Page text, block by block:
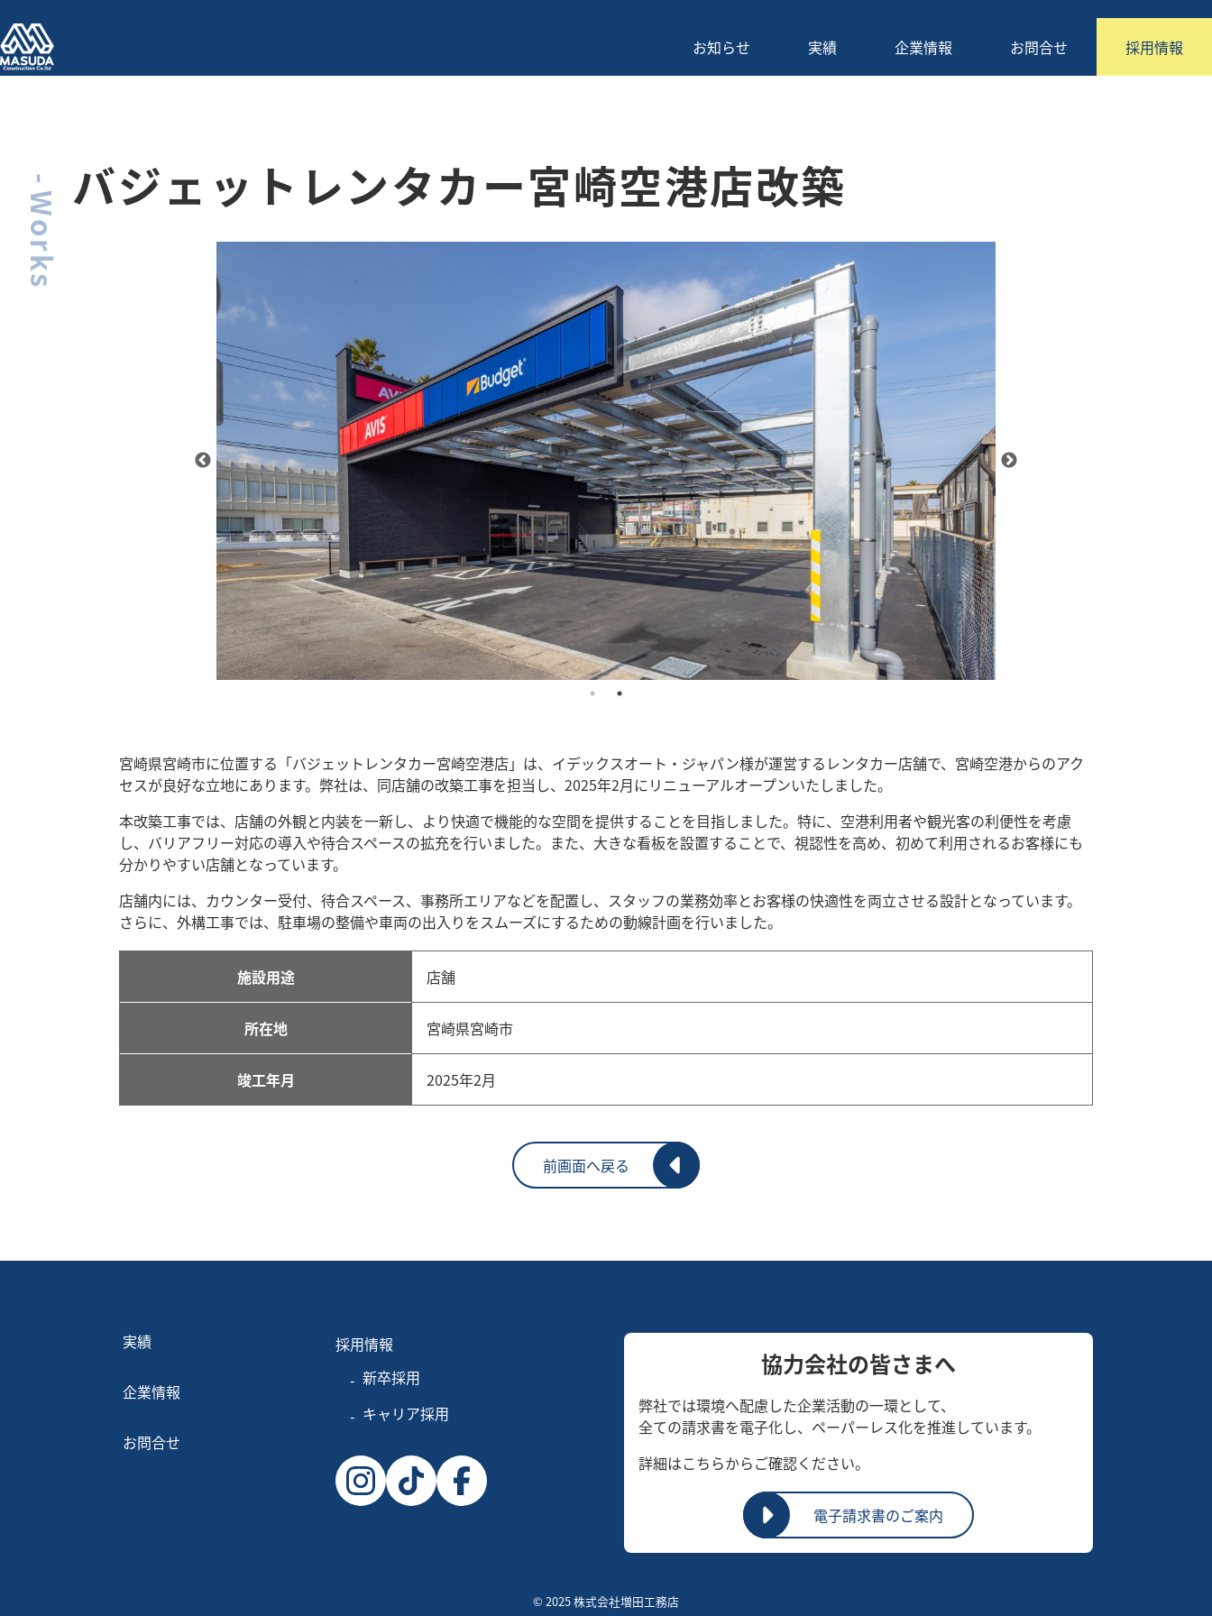
お知らせ 実績 企業情報 お問合せ 採用情報
バジェットレンタカー宮崎空港店改築
Works
宮崎県宮崎市に位置する「バジェットレンタカー宮崎空港店」は、イデックスオート・ジャパン様が運営するレンタカー店舗で、宮崎空港からのアク
セスが良好な立地にあります。弊社は、同店舗の改築工事を担当し、2025年2月にリニューアルオープンいたしました。
本改築工事では、店舗の外観と内装を一新し、より快適で機能的な空間を提供することを目指しました。特に、空港利用者や観光客の利便性を考慮
し、バリアフリー対応の導入や待合スペースの拡充を行いました。また、大きな看板を設置することで、視認性を高め、初めて利用されるお客様にも
分かりやすい店舗となっています。
店舗内には、カウンター受付、待合スペース、事務所エリアなどを配置し、スタッフの業務効率とお客様の快適性を両立させる設計となっています。
さらに、外構工事では、駐車場の整備や車両の出入りをスムーズにするための動線計画を行いました。
施設用途 店舗
所在地 宮崎県宮崎市
竣工年月 2025年2月
前画面へ戻る
実績
企業情報
お問合せ
採用情報
新卒採用
キャリア採用
協力会社の皆さまへ
弊社では環境へ配慮した企業活動の一環として、
全ての請求書を電子化し、ペーパーレス化を推進しています。
詳細はこちらからご確認ください。
電子請求書のご案内
© 2025 株式会社増田工務店